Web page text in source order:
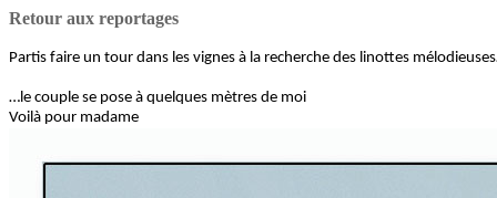
Retour aux reportages
Partis faire un tour dans les vignes à la recherche des linottes
…le couple se pose à quelques mètres de moi
Voilà pour madame